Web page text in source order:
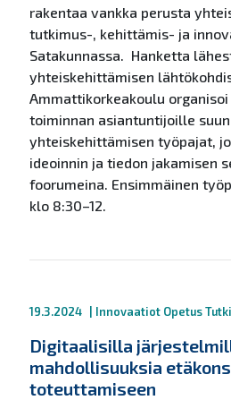
rakentaa vankka perusta
tutkimus-, kehittämis- ja
Satakunnassa. Hanketta
yhteiskehittämisen
Ammattikorkeakoulu organisoi
toiminnan asiantuntijoille
yhteiskehittämisen työpajat,
ideoinnin ja tiedon jakamisen
foorumeina. Ensimmäinen
klo 8:30–12.
19.3.2024 Innovaatiot Opetus
Digitaalisilla
mahdollisuuksia
toteuttamiseen